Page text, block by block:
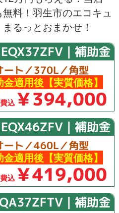
料！羽生市のエコキュ
るっとおまかせ！
EQX37ZFV｜補助金
ート／370L／角型
適用後【実質価格】
込 ￥394,000
EQX46ZFV｜補助金
ート／460L／角型
適用後【実質価格】
込 ￥419,000
｜補助金